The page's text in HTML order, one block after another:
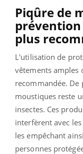
Piqûre de
prévention
plus
L'utilisation de
vêtements amples
recommandée.
moustiques reste
insectes. Ces
interfèrent avec
les empêchant
personnes